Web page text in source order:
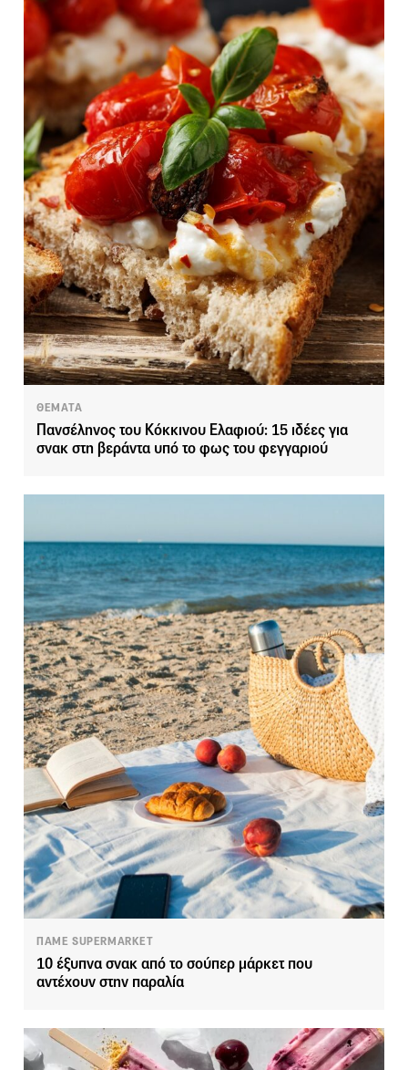
ΘΕΜΑΤΑ
Πανσέληνος του Κόκκινου Ελαφιού: 15 ιδέες για
σνακ στη βεράντα υπό το φως του φεγγαριού
ΠΑΜΕ SUPERMARKET
10 έξυπνα σνακ από το σούπερ μάρκετ που
αντέχουν στην παραλία